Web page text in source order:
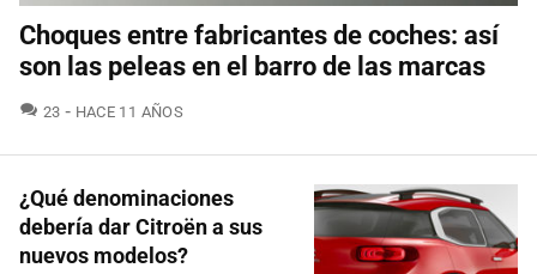
Choques entre fabricantes de coches: así
son las peleas en el barro de las marcas
23 COMENTARIOS
HACE 11 AÑOS
¿Qué denominaciones
debería dar Citroën a sus
nuevos modelos?